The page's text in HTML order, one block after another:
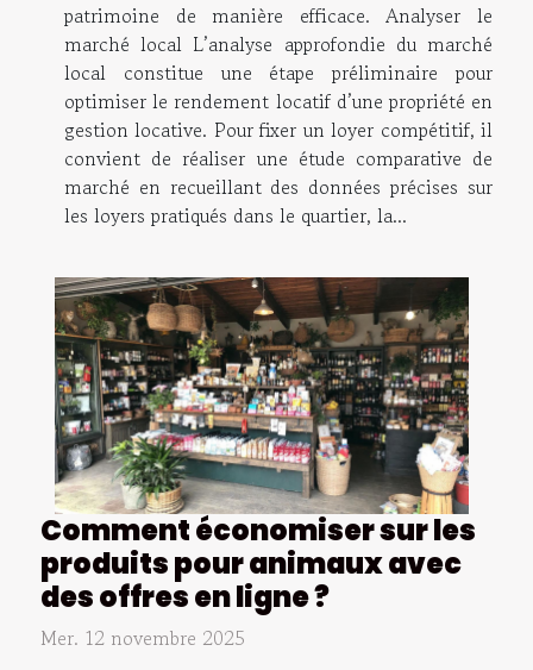
patrimoine de manière efficace. Analyser le
marché local L’analyse approfondie du marché
local constitue une étape préliminaire pour
optimiser le rendement locatif d’une propriété en
gestion locative. Pour fixer un loyer compétitif, il
convient de réaliser une étude comparative de
marché en recueillant des données précises sur
les loyers pratiqués dans le quartier, la...
Comment économiser sur les
produits pour animaux avec
des offres en ligne ?
Mer. 12 novembre 2025